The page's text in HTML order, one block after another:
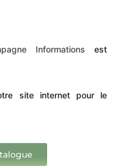
Informations est
site internet pour le